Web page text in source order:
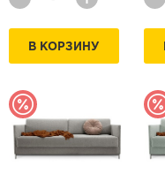
В КОРЗИНУ